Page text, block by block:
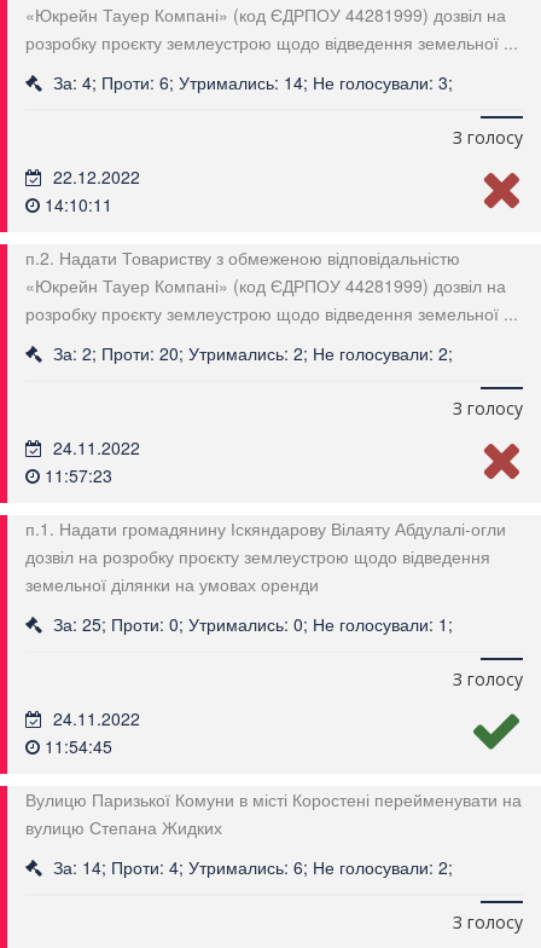
«Юкрейн Тауер Компані» (код ЄДРПОУ 44281999) дозвіл на
розробку проєкту землеустрою щодо відведення земельної ...
За: 4; Проти: 6; Утримались: 14; Не голосували: 3;
З голосу
22.12.2022
14:10:11
п.2. Надати Товариству з обмеженою відповідальністю
«Юкрейн Тауер Компані» (код ЄДРПОУ 44281999) дозвіл на
розробку проєкту землеустрою щодо відведення земельної ...
За: 2; Проти: 20; Утримались: 2; Не голосували: 2;
З голосу
24.11.2022
11:57:23
п.1. Надати громадянину Іскяндарову Вілаяту Абдулалі-огли
дозвіл на розробку проєкту землеустрою щодо відведення
земельної ділянки на умовах оренди
За: 25; Проти: 0; Утримались: 0; Не голосували: 1;
З голосу
24.11.2022
11:54:45
Вулицю Паризької Комуни в місті Коростені перейменувати на
вулицю Степана Жидких
За: 14; Проти: 4; Утримались: 6; Не голосували: 2;
З голосу